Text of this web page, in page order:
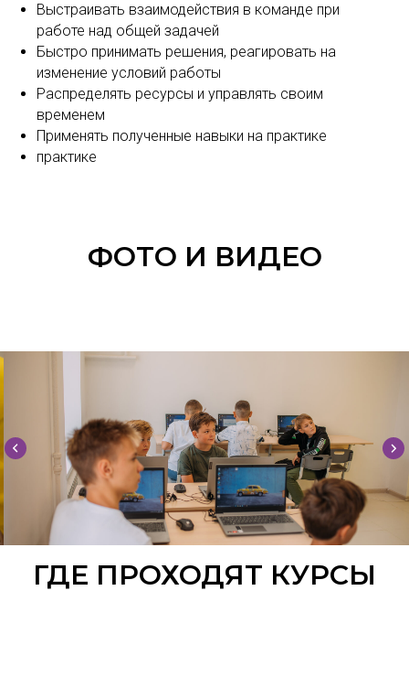
Выстраивать взаимодействия в команде при
работе над общей задачей
Быстро принимать решения, реагировать на
изменение условий работы
Распределять ресурсы и управлять своим
временем
Применять полученные навыки на практике
практике
ФОТО И ВИДЕО
ГДЕ ПРОХОДЯТ КУРСЫ